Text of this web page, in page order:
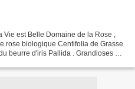
est Belle Domaine de la Rose ,
rose biologique Centifolia de Grasse
beurre d'iris Pallida . Grandioses et